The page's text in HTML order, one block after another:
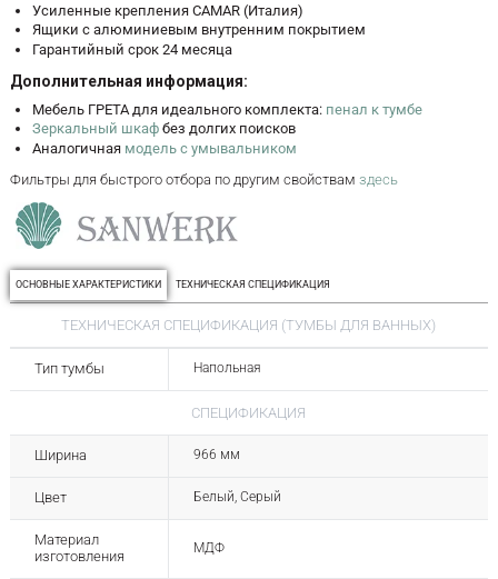
Усиленные крепления CAMAR (Италия)
Ящики с алюминиевым внутренним покрытием
Гарантийный срок 24 месяца
Дополнительная информация:
Мебель ГРЕТА для идеального комплекта: пенал к тумбе
Зеркальный шкафбез долгих поисков
Аналогичная модель с умывальником
Фильтры для быстрого отбора по другим свойствам здесь
ОСНОВНЫЕ ХАРАКТЕРИСТИКИ ТЕХНИЧЕСКАЯ СПЕЦИФИКАЦИЯ
ТЕХНИЧЕСКАЯ СПЕЦИФИКАЦИЯ (ТУМБЫ ДЛЯ ВАННЫХ)
Тип тумбы Напольная
СПЕЦИФИКАЦИЯ
Ширина 966 мм
Цвет Белый, Серый
Материал
изготовления
МДФ